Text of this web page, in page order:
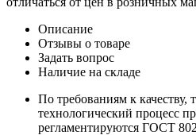
Описание
Отзывы о товаре
Задать вопрос
Наличие на складе
По требованиям к качеству,
технологический процесс
регламентируются ГОСТ